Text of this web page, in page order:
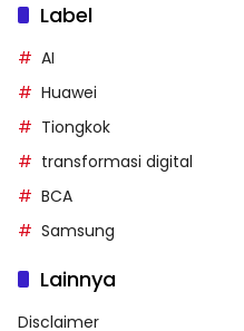
Label
AI
Huawei
Tiongkok
transformasi digital
BCA
Samsung
Lainnya
Disclaimer